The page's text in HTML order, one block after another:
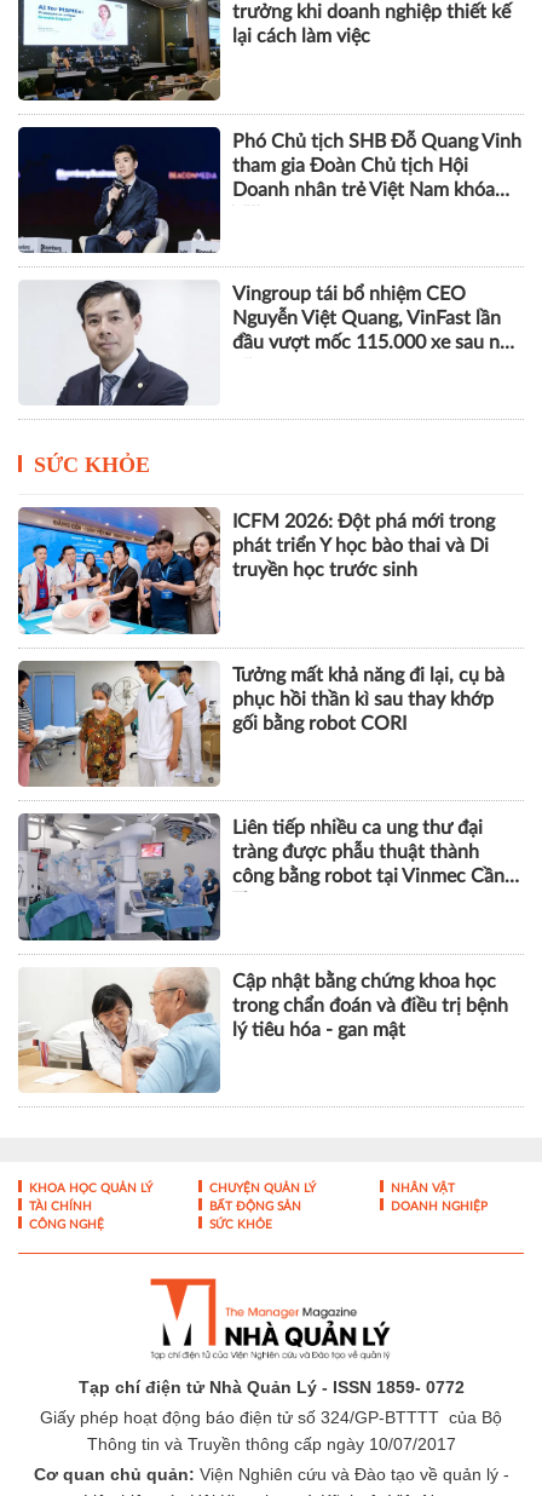
trưởng khi doanh nghiệp thiết kế
lại cách làm việc
Phó Chủ tịch SHB Đỗ Quang Vinh
tham gia Đoàn Chủ tịch Hội
Doanh nhân trẻ Việt Nam khóa
Vingroup tái bổ nhiệm CEO
Nguyễn Việt Quang, VinFast lần
đầu vượt mốc 115.000 xe sau nửa
SỨC KHỎE
ICFM 2026: Đột phá mới trong
phát triển Y học bào thai và Di
truyền học trước sinh
Tưởng mất khả năng đi lại, cụ bà
phục hồi thần kì sau thay khớp
gối bằng robot CORI
Liên tiếp nhiều ca ung thư đại
tràng được phẫu thuật thành
công bằng robot tại Vinmec Cần
Cập nhật bằng chứng khoa học
trong chẩn đoán và điều trị bệnh
lý tiêu hóa - gan mật
KHOA HỌC QUẢN LÝ CHUYỆN QUẢN LÝ
NHÂN VẬT
TÀI CHÍNH
BẤT ĐỘNG SẢN
DOANH NGHIỆP
CÔNG NGHỆ
SỨC KHỎE
Tạp chí điện tử Nhà Quản Lý - ISSN 1859- 0772
Giấy phép hoạt động báo điện tử số 324/GP-BTTTT của Bộ
Thông tin và Truyền thông cấp ngày 10/07/2017
Cơ quan chủ quản: Viện Nghiên cứu và Đào tạo về quản lý -